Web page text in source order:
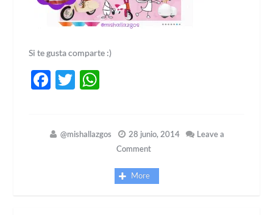
Si te gusta comparte :)
Facebook
Twitter
@mishallazgos 28 junio, 2014
Leave a
Comment
More